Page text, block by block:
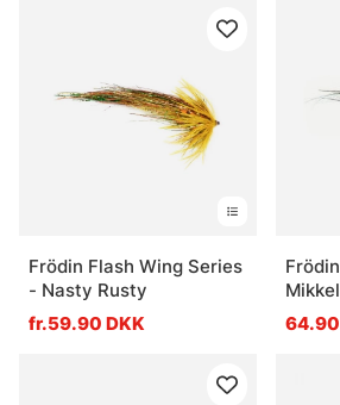
Frödin Flash Wing Series
- Nasty Rusty
fr.59.90 DKK
64.90